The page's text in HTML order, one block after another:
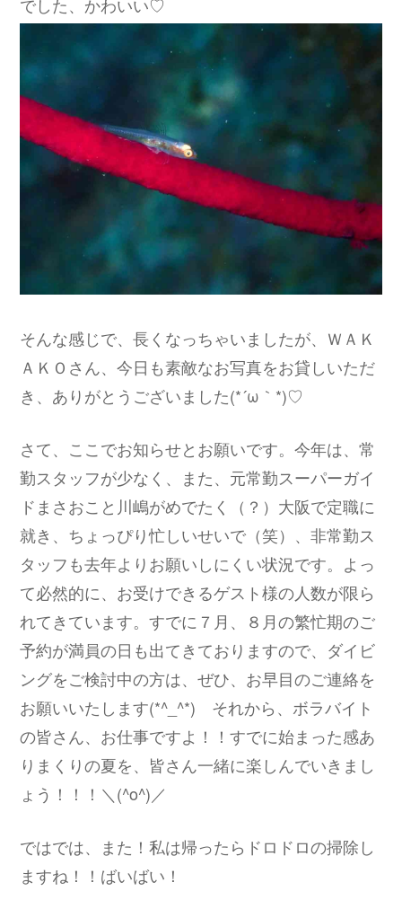
そんな感じで、長くなっちゃいましたが、ＷＡＫ
ＡＫＯさん、今日も素敵なお写真をお貸しいただ
き、ありがとうございました(*´ω｀*)♡
さて、ここでお知らせとお願いです。今年は、常
勤スタッフが少なく、また、元常勤スーパーガイ
ドまさおこと川嶋がめでたく（？）大阪で定職に
就き、ちょっぴり忙しいせいで（笑）、非常勤ス
タッフも去年よりお願いしにくい状況です。よっ
て必然的に、お受けできるゲスト様の人数が限ら
れてきています。すでに７月、８月の繁忙期のご
予約が満員の日も出てきておりますので、ダイビ
ングをご検討中の方は、ぜひ、お早目のご連絡を
お願いいたします(*^_^*) それから、ボラバイト
の皆さん、お仕事ですよ！！すでに始まった感あ
りまくりの夏を、皆さん一緒に楽しんでいきまし
ょう！！！＼(^o^)／
ではでは、また！私は帰ったらドロドロの掃除し
ますね！！ばいばい！